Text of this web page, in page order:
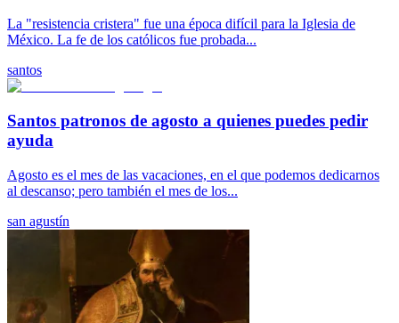
La "resistencia cristera" fue una época difícil para la Iglesia de
México. La fe de los católicos fue probada...
santos
Santos patronos de agosto a quienes puedes pedir
ayuda
Agosto es el mes de las vacaciones, en el que podemos dedicarnos
al descanso; pero también el mes de los...
san agustín